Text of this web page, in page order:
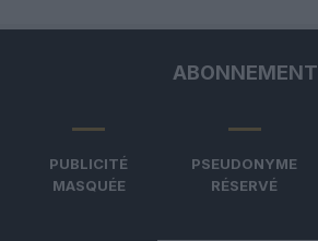
ABONNEMENT
PUBLICITÉ
MASQUÉE
PSEUDONYME
RÉSERVÉ